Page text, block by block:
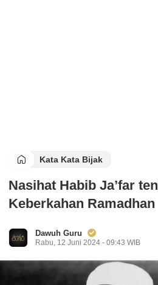
Kata Kata Bijak
Nasihat Habib Ja’far
Keberkahan Ramadhan
Dawuh Guru
Rabu, 12 Juni 2024 - 09:43 WIB